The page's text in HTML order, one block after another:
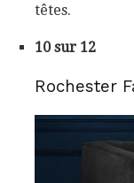
têtes.
10 sur 12
Rochester